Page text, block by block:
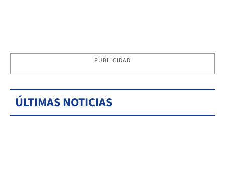
PUBLICIDAD
ÚLTIMAS NOTICIAS